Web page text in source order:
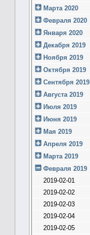
Марта 2020
Февраля 2020
Января 2020
Декабря 2019
Ноября 2019
Октября 2019
Сентября 2019
Августа 2019
Июля 2019
Июня 2019
Мая 2019
Апреля 2019
Марта 2019
Февраля 2019
2019-02-01
2019-02-02
2019-02-03
2019-02-04
2019-02-05